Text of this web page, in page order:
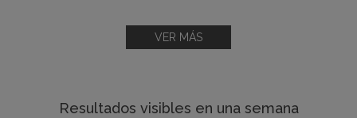
VER MÁS
Resultados visibles en una semana